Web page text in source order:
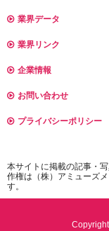
業界データ
業界リンク
企業情報
お問い合わせ
プライバシーポリシー
本サイトに掲載の記事・
作権は（株）アミューズ
す。